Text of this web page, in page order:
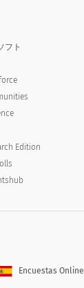
フト
Edition
Encuestas Online